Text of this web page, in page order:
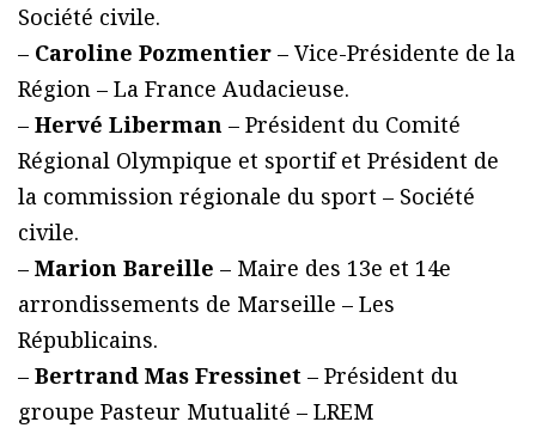
Société civile.
– Caroline Pozmentier – Vice-Présidente de la
Région – La France Audacieuse.
– Hervé Liberman – Président du Comité
Régional Olympique et sportif et Président de
la commission régionale du sport – Société
civile.
– Marion Bareille – Maire des 13e et 14e
arrondissements de Marseille – Les
Républicains.
– Bertrand Mas Fressinet – Président du
groupe Pasteur Mutualité – LREM